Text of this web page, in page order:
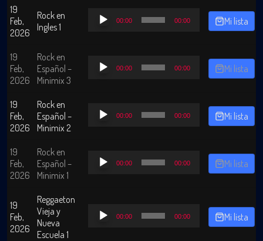
19
Feb,
2026
Rock en
Ingles 1
Reproductor
00:00 00:00 Mi lista
19
Feb,
2026
Rock en
Español –
Minimix 3
Reproductor
00:00 00:00 Mi lista
19
Feb,
2026
Rock en
Español –
Minimix 2
Reproductor
00:00 00:00 Mi lista
19
Feb,
2026
Rock en
Español –
Minimix 1
Reproductor
00:00 00:00 Mi lista
19
Feb,
2026
Reggaeton
Vieja y
Nueva
Escuela 1
Reproductor
00:00 00:00 Mi lista